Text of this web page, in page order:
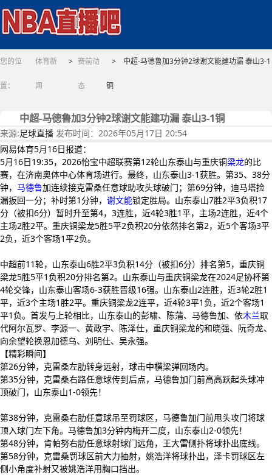
您的位
置：
体育新
闻
> 赛前动
态
> 中超-马德鲁加3分钟2球谢文能建功漏 泰山3-1
铜
中超-马德鲁加3分钟2球谢文能建功漏 泰山3-1铜
来源:足球直播 发布时间：2026年05月17日 20:54
网易体育5月16日报道：
5月16日19:35，2026怡宝中超联赛第12轮山东泰山与重庆铜梁龙的比
赛，在济南奥体中心体育场进行。最终，山东泰山3-1获胜。第35、38分
钟， 马德鲁加连续接克雷桑任意球助攻头球破门；第69分钟，迪马塔捡
漏扳回一分；补时第1分钟， 谢文能锁定胜局。山东泰山7胜2平3负积17
分（被扣6分）暂时升至第4，3连胜，近4轮3胜1平，主场2连胜，近4个
主场2胜2平。重庆铜梁龙5胜5平2负积20分依然排名第2，近5个客场3平
2负，近3个客场1平2负。
中超前11轮，山东泰山6胜2平3负积14分（被扣6分）排名第5，重庆铜
梁龙5胜5平1负积20分排名第2。山东泰山与重庆铜梁龙在2024足协杯第
4轮交锋，山东泰山客场6-3获胜晋级16强。山东泰山2连胜，近3轮2胜1
平，近3个主场1胜2平。重庆铜梁龙2连平，近4轮3平1负，近2个客场1
平1负。首发与上轮相比，山东泰山的彭啸、陈蒲、马德鲁加、依木兰取
代阿尔瓦罗、李源一、黄政宇、陈泽仕，重庆铜梁龙的和晓强、阮奇龙、
向余望轮换恩加德乌、刘明仕、吴永强。
【精彩瞬间】
第26分钟，克雷桑左肋转身远射，球击中横梁弹回场内。
第35分钟，克雷桑右路任意球传到后点，马德鲁加门前高高跃起头球冲
顶破门，山东泰山1-0领先！
第38分钟，克雷桑右肋任意球吊至罚球区，马德鲁加门前甩头攻门将球
顶入球门左下角。马德鲁加3分钟内梅开二度，山东泰山2-0领先！
第48分钟，肯帕努右肋任意球射球门远角，王大雷侧扑将球扑出底线。
第58分钟，克雷桑罚球区前大力抽射，姚浩洋将球扑出，泽卡罚球区左
侧小角度补射又被姚浩洋用胸口挡出。